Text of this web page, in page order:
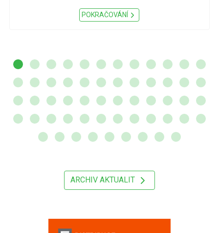
POKRAČOVÁNÍ
ARCHIV AKTUALIT